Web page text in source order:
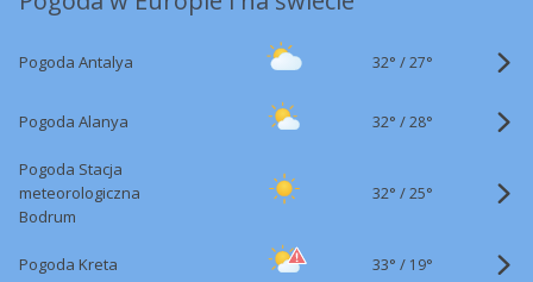
Pogoda Antalya 32° /27°
Pogoda Alanya 32° /28°
Pogoda Stacja
meteorologiczna
Bodrum
32° /25°
Pogoda Kreta 33° / 19°